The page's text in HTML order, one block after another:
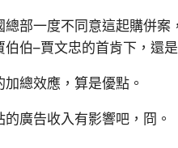
部一度不同意這起購併
伯–賈文忠的首肯下，還
總效應，算是優點。
廣告收入有影響吧，冏。